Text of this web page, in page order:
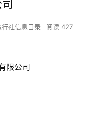
行社信息目录 阅读 427
限公司